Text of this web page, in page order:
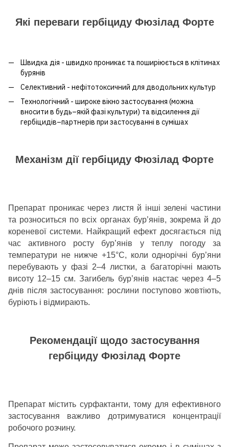
Які переваги гербіциду Фюзілад Форте
Швидка дія - швидко проникає та поширіюється в клітинах
бурянів
Селективний - нефітотоксичний для дводольних культур
Технологічний - широке вікно застосування (можна
вносити в будь–якій фазі культури) та відсилення дії
гербіцидів–партнерів при застосуванні в сумішах
Механізм дії гербіциду Фюзілад Форте
Препарат проникає через листя й інші зелені частини
та розноситься по всіх органах бур’янів, зокрема й до
кореневої системи. Найкращий ефект досягається під
час активного росту бур’янів у теплу погоду за
температури не нижче +15°С, коли однорічні бур’яни
перебувають у фазі 2–4 листки, а багаторічні мають
висоту 12–15 см. Загибель бур’янів настає через 4–5
днів після застосування: рослини поступово жовтіють,
буріють і відмирають.
Рекомендації щодо застосування
гербіциду Фюзілад Форте
Препарат містить сурфактанти, тому для ефективного
застосування важливо дотримуватися концентрації
робочого розчину.